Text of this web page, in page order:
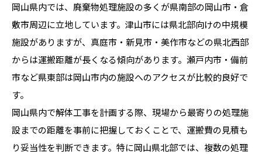
岡山県内では、廃棄物処理施設の多くが県南部の岡山市・倉
敷市周辺に立地しています。津山市には県北部向けの中規模
施設がありますが、真庭市・新見市・美作市などの県北西部
からは運搬距離が長くなる傾向があります。瀬戸内市・備前
市など県東部は岡山市内の施設へのアクセスが比較的良好で
す。
岡山県内で解体工事を計画する際、現場から最寄りの処理施
設までの距離を事前に把握しておくことで、運搬費の見積も
り妥当性を判断できます。特に岡山県北部では、複数の処理